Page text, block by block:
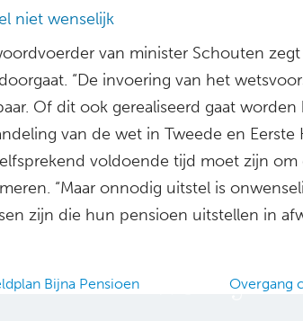
niet wenselijk
van minister Schouten
“De invoering van het
Of dit ook gerealiseerd gaat
van de wet in Tweede en Eerste
voldoende tijd moet zijn om
“Maar onnodig uitstel is
zijn die hun pensioen uitstellen in
Bijna Pensioen Overgang